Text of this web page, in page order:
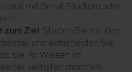
mit Beruf, Studium oder
zum Ziel: Starten Sie mit dem
und entscheiden Sie
Sie Ihr Wissen im
vertiefen möchten.